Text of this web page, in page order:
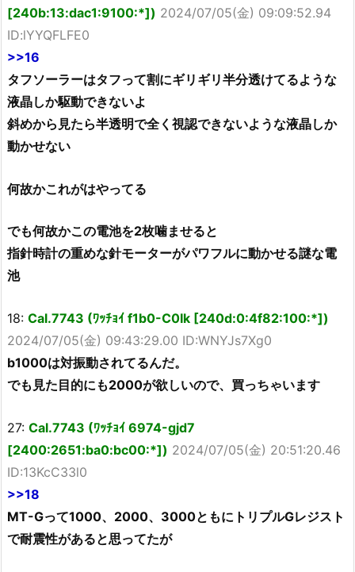
[240b:13:dac1:9100:*]) 2024/07/05(金) 09:09:52.94
ID:lYYQFLFE0
>>16
タフソーラーはタフって割にギリギリ半分透けてるような
液晶しか駆動できないよ
斜めから見たら半透明で全く視認できないような液晶しか
動かせない
何故かこれがはやってる
でも何故かこの電池を2枚噛ませると
指針時計の重めな針モーターがパワフルに動かせる謎な電
池
18: Cal.7743 (ﾜｯﾁｮｲ f1b0-C0Ik [240d:0:4f82:100:*])
2024/07/05(金) 09:43:29.00 ID:WNYJs7Xg0
b1000は対振動されてるんだ。
でも見た目的にも2000が欲しいので、買っちゃいます
27: Cal.7743 (ﾜｯﾁｮｲ 6974-gjd7
[2400:2651:ba0:bc00:*]) 2024/07/05(金) 20:51:20.46
ID:13KcC33l0
>>18
MT-Gって1000、2000、3000ともにトリプルGレジスト
で耐震性があると思ってたが